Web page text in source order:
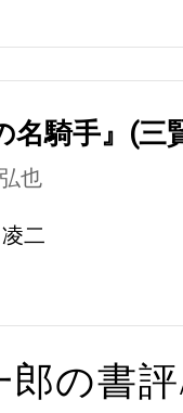
名騎手』(三
也
二
郎の書